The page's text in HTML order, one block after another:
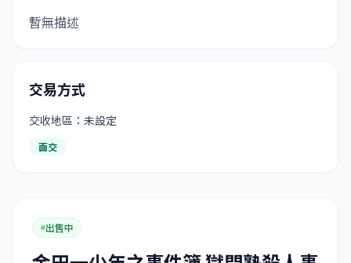
暫無描述
交易方式
交收地區：未設定
面交
出售中